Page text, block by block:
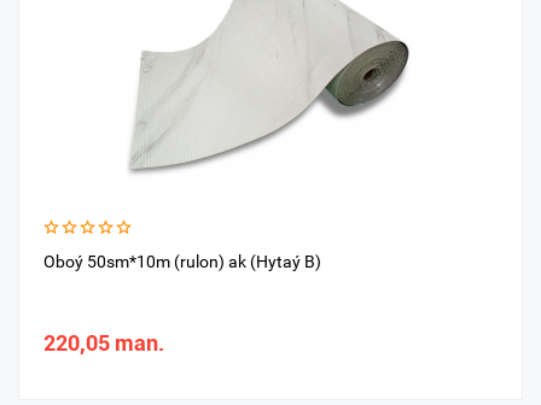
Oboý 50sm*10m (rulon) ak (Hytaý B)
220,05 man.